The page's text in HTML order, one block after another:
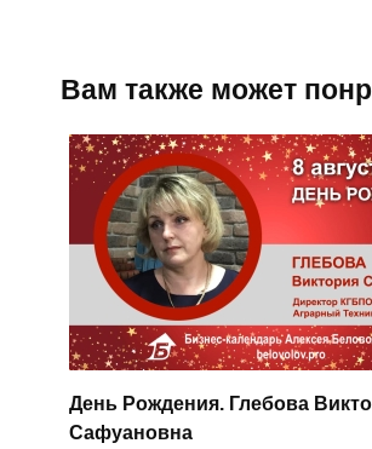
Вам также может
День Рождения. Глебова
Сафуановна